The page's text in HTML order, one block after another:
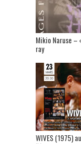
Mikio Naruse
ray
WIVES (1975)